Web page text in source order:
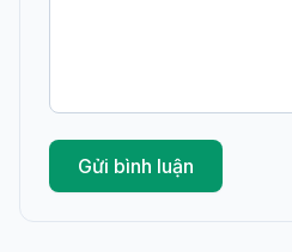
Gửi bình luận